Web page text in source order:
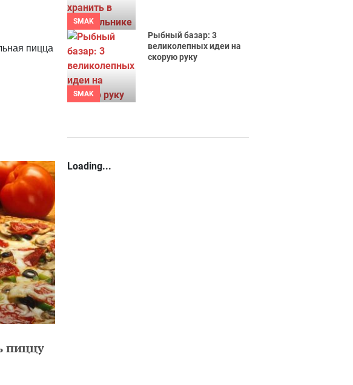
пицца
пиццу
SMAK
SMAK
Рыбный базар: 3
великолепных идеи на
скорую руку
Loading...